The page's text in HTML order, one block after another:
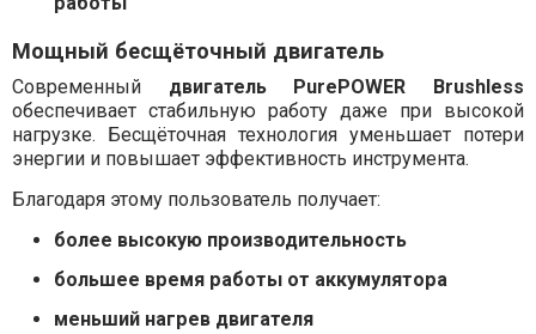
Мощный бесщёточный двигатель
Современный двигатель PurePOWER Brushless
обеспечивает стабильную работу даже при высокой
нагрузке. Бесщёточная технология уменьшает потери
энергии и повышает эффективность инструмента.
Благодаря этому пользователь получает:
более высокую производительность
большее время работы от аккумулятора
меньший нагрев двигателя